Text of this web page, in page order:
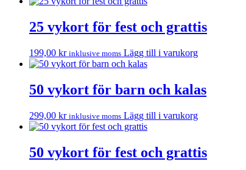
25 vykort för fest och grattis
199,00 kr inklusive moms Lägg till i varukorg
50 vykort för barn och kalas
299,00 kr inklusive moms Lägg till i varukorg
50 vykort för fest och grattis